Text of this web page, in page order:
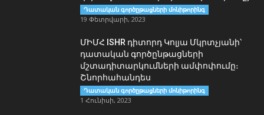
Դատական գործըթացների մոնիթորինգ
19 Փետրվարի, 2023
ՄԻՄՀ ISHR դիտորդ Կոլյա Մկրտչյանի՝
դատական գործընթացների
մշտադիտարկումների ամփոփումը։
Շնորհահանդես
Դատական գործըթացների մոնիթորինգ
1 Հունիսի, 2023